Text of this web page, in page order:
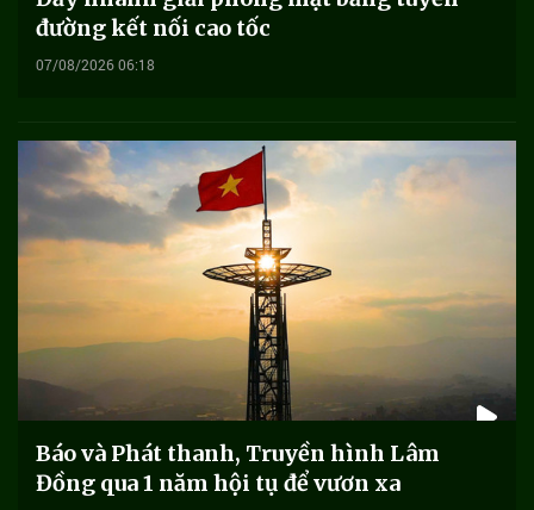
đường kết nối cao tốc
07/08/2026 06:18
Báo và Phát thanh, Truyền hình Lâm
Đồng qua 1 năm hội tụ để vươn xa